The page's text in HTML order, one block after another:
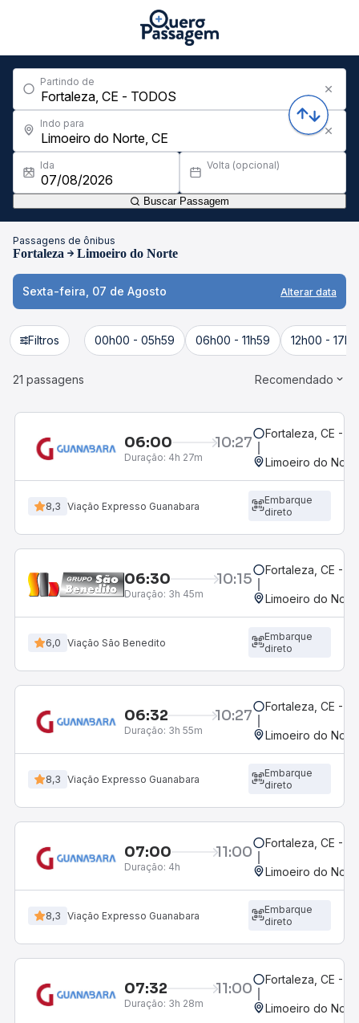
Partindo de
Indo para
Ida Volta (opcional)
Buscar Passagem
Passagens de ônibus
Fortaleza Limoeiro do Norte
Sexta-feira, 07 de Agosto Alterar data
Filtros 00h00 - 05h59 06h00 - 11h59 12h00 -
21 passagens Recomendado
06:00 10:27
Duração: 4h 27m
Fortaleza, CE -
Limoeiro do
8,3 Viação Expresso Guanabara
Embarque
direto
06:30 10:15
Duração: 3h 45m
Fortaleza, CE -
Limoeiro do
6,0 Viação São Benedito
Embarque
direto
06:32 10:27
Duração: 3h 55m
Fortaleza, CE -
Limoeiro do
8,3 Viação Expresso Guanabara
Embarque
direto
07:00 11:00
Duração: 4h
Fortaleza, CE -
Limoeiro do
8,3 Viação Expresso Guanabara
Embarque
direto
07:32 11:00
Duração: 3h 28m
Fortaleza, CE -
Limoeiro do